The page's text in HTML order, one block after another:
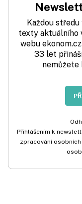
Každou
texty aktuálního
webu
33 let
nemůžete
Přihlášením k
zpracování